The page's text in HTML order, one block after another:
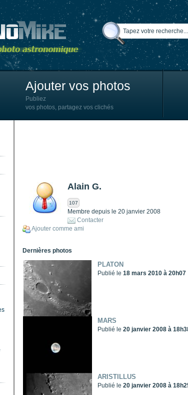
Ajouter vos photos
Publiez
vos photos, partagez vos clichés
Alain G.
107
Membre depuis le 20 janvier 2008
Contacter
Ajouter comme ami
Dernières photos
PLATON
Publié le 18 mars 2010 à 20h07
MARS
Publié le 20 janvier 2008 à
ARISTILLUS
Publié le 20 janvier 2008 à